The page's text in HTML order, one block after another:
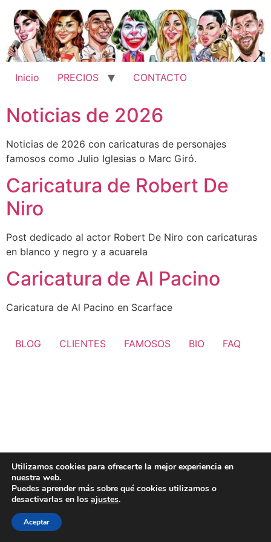
contenido
Inicio PRECIOS CONTACTO
Noticias de 2026
Noticias de 2026 con caricaturas de personajes
famosos como Julio Iglesias o Marc Giró.
Caricatura de Robert De
Niro
Post dedicado al actor Robert De Niro con caricaturas
en blanco y negro y a acuarela
Caricatura de Al Pacino
Caricatura de Al Pacino en Scarface
BLOG CLIENTES FAMOSOS BIO FAQ
Utilizamos cookies para ofrecerte la mejor experiencia en
nuestra web.
Puedes aprender más sobre qué cookies utilizamos o
desactivarlas en los ajustes.
Aceptar